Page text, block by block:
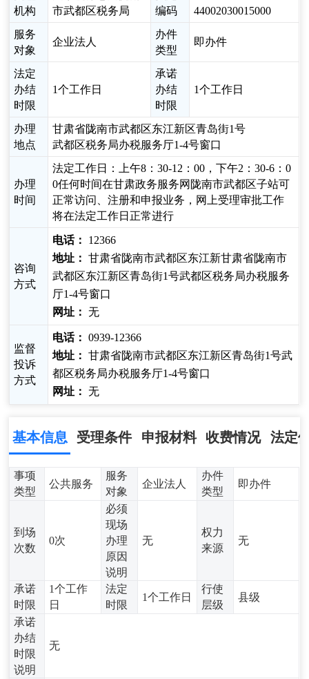
机构
市武都区税务局
编码
44002030015000
服务
对象
企业法人
办件
类型
即办件
法定
办结
时限
1个工作日
承诺
办结
时限
1个工作日
办理
地点
甘肃省陇南市武都区东江新区青岛街1号
武都区税务局办税服务厅1-4号窗口
办理
时间
法定工作日：上午8：30-12：00，下午2：30-6：0
0任何时间在甘肃政务服务网陇南市武都区子站可
正常访问、注册和申报业务，网上受理审批工作
将在法定工作日正常进行
咨询
方式
电话：
12366
地址： 甘肃省陇南市武都区东江新甘肃省陇南市
武都区东江新区青岛街1号武都区税务局办税服务
厅1-4号窗口
网址： 无
监督
投诉
方式
电话： 0939-12366
地址： 甘肃省陇南市武都区东江新区青岛街1号武
都区税务局办税服务厅1-4号窗口
网址： 无
基本信息 受理条件 申报材料 收费情况 法定
事项
类型
公共服务
服务
对象
企业法人
办件
类型
即办件
到场
次数
0次
必须
现场
办理
原因
说明
无
权力
来源
无
承诺
时限
1个工作
日
法定
时限
1个工作日
行使
层级
县级
承诺
办结
时限
说明
无